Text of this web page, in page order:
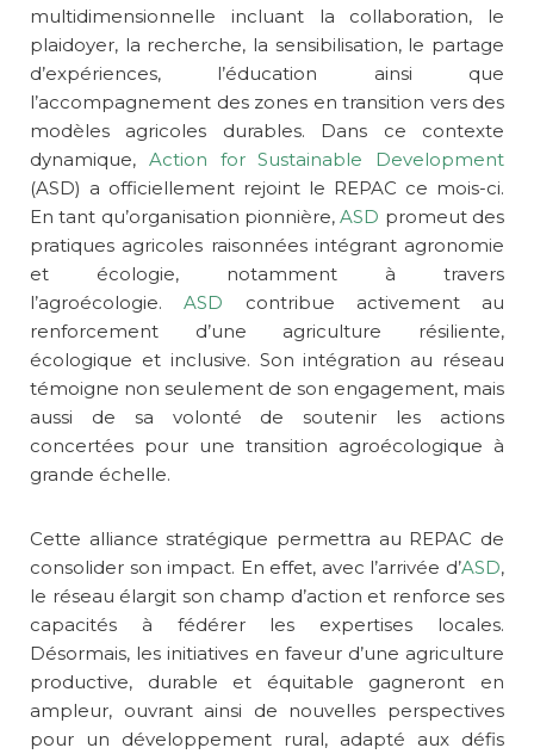
multidimensionnelle incluant la collaboration, le
plaidoyer, la recherche, la sensibilisation, le partage
d’expériences, l’éducation ainsi que
l’accompagnement des zones en transition vers des
modèles agricoles durables. Dans ce contexte
dynamique, Action for Sustainable Development
(ASD) a officiellement rejoint le REPAC ce mois-ci.
En tant qu’organisation pionnière,ASD promeut des
pratiques agricoles raisonnées intégrant agronomie
et écologie, notamment à travers
l’agroécologie.ASD contribue activement au
renforcement d’une agriculture résiliente,
écologique et inclusive. Son intégration au réseau
témoigne non seulement de son engagement, mais
aussi de sa volonté de soutenir les actions
concertées pour une transition agroécologique à
grande échelle.
Cette alliance stratégique permettra au REPAC de
consolider son impact. En effet, avec l’arrivée d’ASD,
le réseau élargit son champ d’action et renforce ses
capacités à fédérer les expertises locales.
Désormais, les initiatives en faveur d’une agriculture
productive, durable et équitable gagneront en
ampleur, ouvrant ainsi de nouvelles perspectives
pour un développement rural, adapté aux défis